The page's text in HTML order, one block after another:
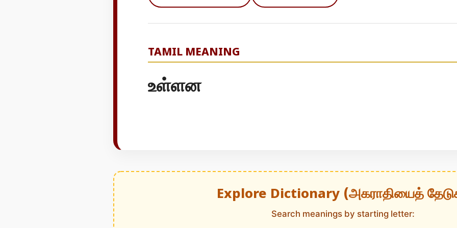
TAMIL MEANING
உள்ளன
Explore Dictionary (அகராதியைத்
Search meanings by starting letter: